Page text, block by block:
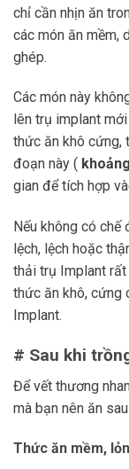
chỉ cần nhịn ăn
các món ăn mềm,
ghép.
Các món này
lên trụ implant
thức ăn khô cứng,
đoạn này (
gian để tích hợp
Nếu không có
lệch, lệch hoặc
thải trụ Implant rất
thức ăn khô, cứng
Implant.
# Sau khi
Để vết thương
mà bạn nên ăn
Thức ăn mềm,